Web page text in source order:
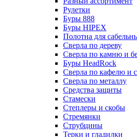
Рулетки
Буры 888
Буры HIPEX
Полотна для
Сверла по дереву
Сверла по камню и
Буры HeadRock
Сверла по кафелю и
Сверла по металлу
Средства защиты
Стамески
Степлеры и скобы
Стремянки
Струбцины
Терки и гладилки